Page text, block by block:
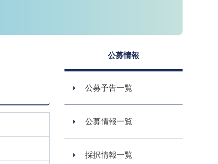
公募情報
公募予告一覧
公募情報一覧
採択情報一覧